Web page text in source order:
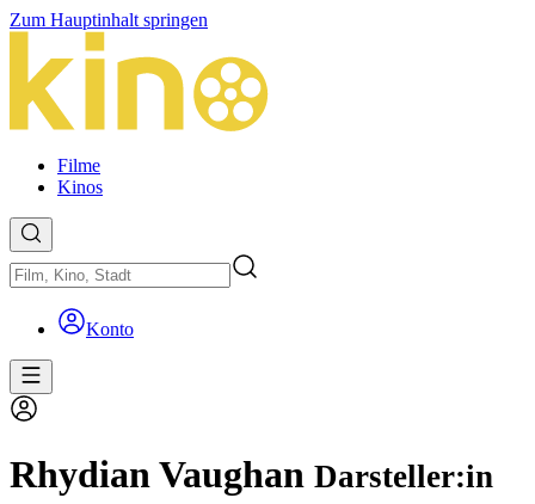
Zum Hauptinhalt springen
Filme
Kinos
Konto
Rhydian Vaughan Darsteller:in